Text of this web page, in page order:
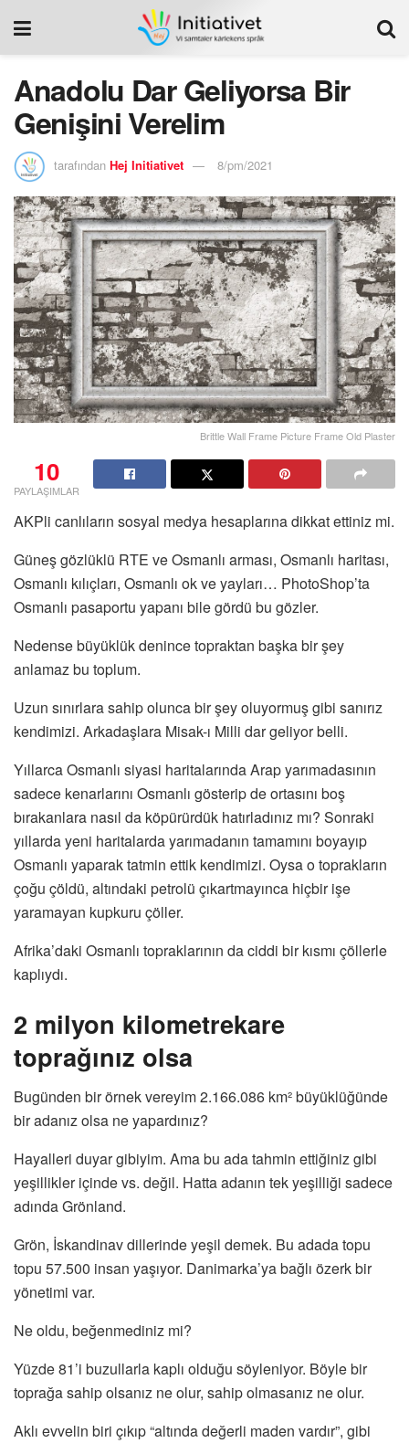
Anadolu Dar Geliyorsa Bir
Genişini Verelim
tarafından Hej Initiativet 8/pm/2021
Brittle Wall Frame Picture Frame Old Plaster
10
PAYLAŞIMLAR
AKPli canlıların sosyal medya hesaplarına dikkat ettiniz mi.
Güneş gözlüklü RTE ve Osmanlı arması, Osmanlı haritası,
Osmanlı kılıçları, Osmanlı ok ve yayları… PhotoShop’ta
Osmanlı pasaportu yapanı bile gördü bu gözler.
Nedense büyüklük denince topraktan başka bir şey
anlamaz bu toplum.
Uzun sınırlara sahip olunca bir şey oluyormuş gibi sanırız
kendimizi. Arkadaşlara Misak-ı Milli dar geliyor belli.
Yıllarca Osmanlı siyasi haritalarında Arap yarımadasının
sadece kenarlarını Osmanlı gösterip de ortasını boş
bırakanlara nasıl da köpürürdük hatırladınız mı? Sonraki
yıllarda yeni haritalarda yarımadanın tamamını boyayıp
Osmanlı yaparak tatmin ettik kendimizi. Oysa o toprakların
çoğu çöldü, altındaki petrolü çıkartmayınca hiçbir işe
yaramayan kupkuru çöller.
Afrika’daki Osmanlı topraklarının da ciddi bir kısmı çöllerle
kaplıydı.
2 milyon kilometrekare
toprağınız olsa
Bugünden bir örnek vereyim 2.166.086 km² büyüklüğünde
bir adanız olsa ne yapardınız?
Hayalleri duyar gibiyim. Ama bu ada tahmin ettiğiniz gibi
yeşillikler içinde vs. değil. Hatta adanın tek yeşilliği sadece
adında Grönland.
Grön, İskandinav dillerinde yeşil demek. Bu adada topu
topu 57.500 insan yaşıyor. Danimarka’ya bağlı özerk bir
yönetimi var.
Ne oldu, beğenmediniz mi?
Yüzde 81’i buzullarla kaplı olduğu söyleniyor. Böyle bir
toprağa sahip olsanız ne olur, sahip olmasanız ne olur.
Aklı evvelin biri çıkıp “altında değerli maden vardır”, gibi